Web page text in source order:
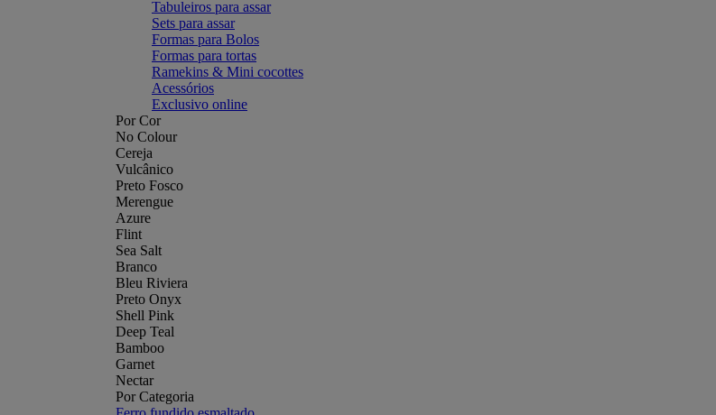
Tabuleiros para assar
Sets para assar
Formas para Bolos
Formas para tortas
Ramekins & Mini cocottes
Acessórios
Exclusivo online
Por Cor
No Colour
Cereja
Vulcânico
Preto Fosco
Merengue
Azure
Flint
Sea Salt
Branco
Bleu Riviera
Preto Onyx
Shell Pink
Deep Teal
Bamboo
Garnet
Nectar
Por Categoria